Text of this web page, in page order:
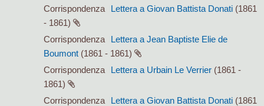
Corrispondenza
Lettera a Giovan Battista Donati (1861
- 1861)
Corrispondenza
Lettera a Jean Baptiste Elie de
Boumont (1861 - 1861)
Corrispondenza
Lettera a Urbain Le Verrier (1861 -
1861)
Corrispondenza
Lettera a Giovan Battista Donati (1861